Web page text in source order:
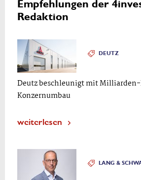
Empfehlungen der
Redaktion
DEUTZ
Deutz beschleunigt mit Milliarden-
Konzernumbau
weiterlesen
LANG &